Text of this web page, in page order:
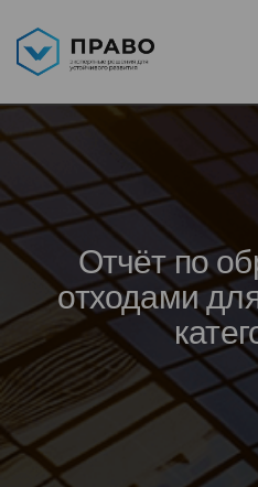
Отчёт по
отходами